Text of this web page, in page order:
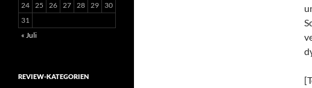
24 25 26 27 28 29
30
31
« Juli
REVIEW-KATEGORIEN